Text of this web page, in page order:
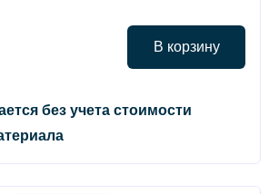
В корзину
без учета стоимости